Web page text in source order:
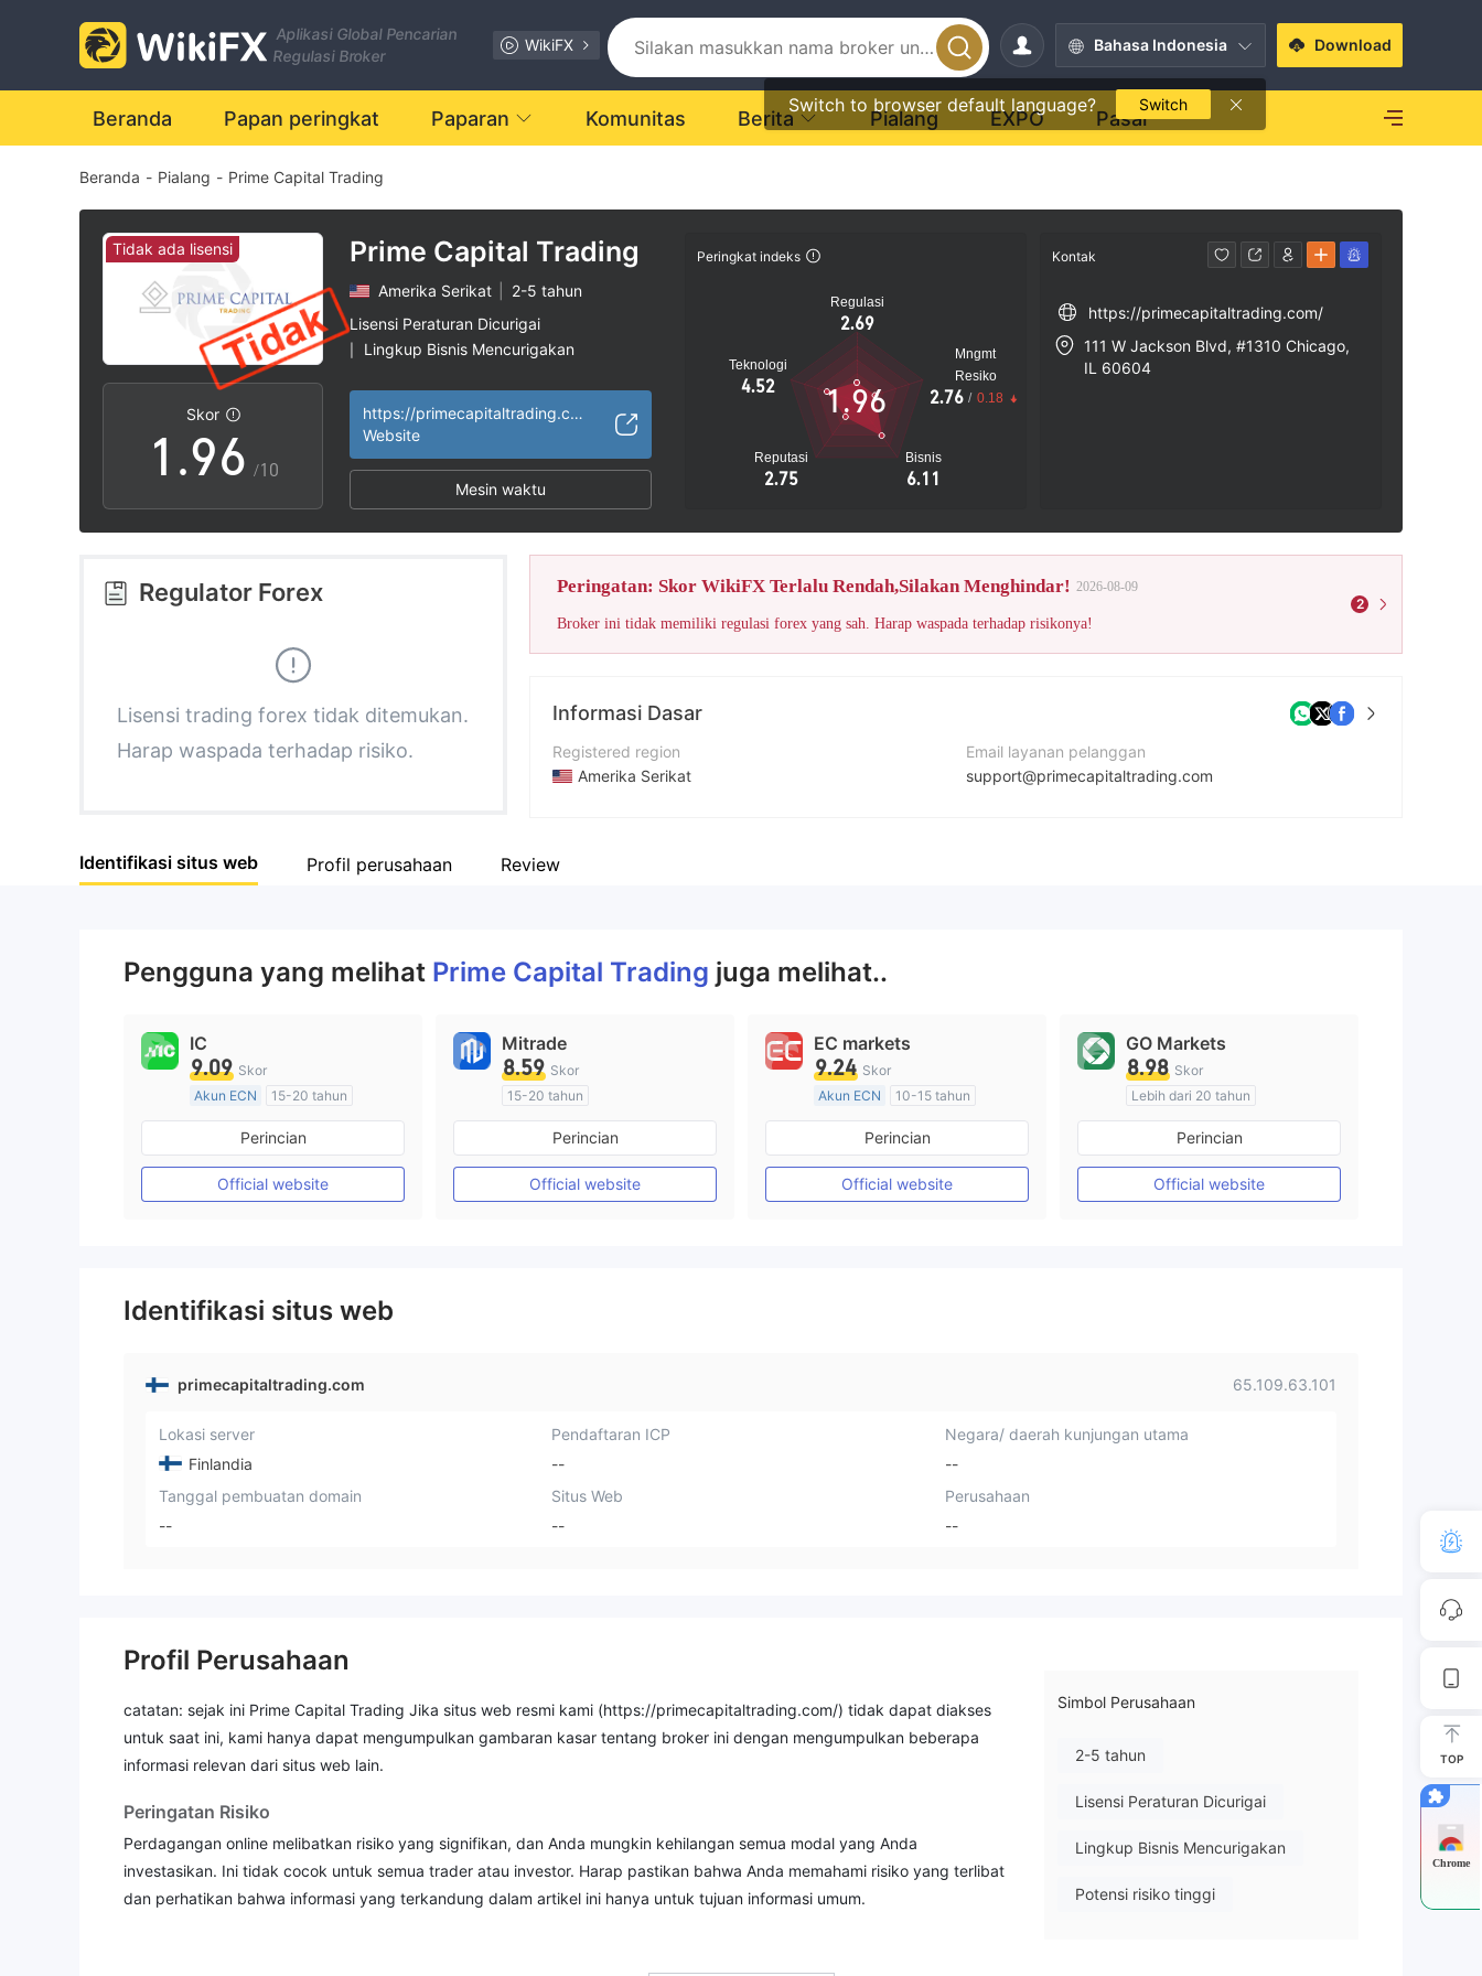
Aplikasi Global Pencarian
Regulasi Broker
WikiFX Bahasa Indonesia
Switch to browser default language? Switch
Download
Beranda Papan peringkat Paparan Komunitas Berita Pialang EXPO Pasar
Beranda - Pialang - Prime Capital Trading
Tidak ada lisensi
Skor
0
1
2
3
5
6
7
8
9
.
3
4
5
6
7
8
9
0
1
2
3
4
5
6
7
8
/10
Prime Capital Trading
Amerika Serikat
2-5 tahun
Lisensi Peraturan Dicurigai
Lingkup Bisnis Mencurigakan
https://primecapitaltrading.com/
Website
Mesin waktu
Peringkat indeks
Regulasi
2.69
Teknologi
4.52
Reputasi
2.75
Bisnis
6.11
Mngmt
Resiko
2.76 / 0.18
1.96
Kontak
https://primecapitaltrading.com/
111 W Jackson Blvd, #1310 Chicago,
IL 60604
Regulator Forex
Lisensi trading forex tidak ditemukan.
Harap waspada terhadap risiko.
Peringatan: Skor WikiFX Terlalu Rendah,Silakan Menghindar! 2026-08-09
Broker ini tidak memiliki regulasi forex yang sah. Harap waspada terhadap risikonya!
2
Informasi Dasar
Registered region
Amerika Serikat
Nama perusahaan
Email layanan pelanggan
support@primecapitaltrading.com
Identifikasi situs web Profil perusahaan Review
Pengguna yang melihat Prime Capital Trading juga melihat..
IC
9.09 Skor
Akun ECN
15-20 tahun
Diatur di Australia
Market Maker (MM)
Lisensi Penuh MT4
Perincian
Official website
Mitrade
8.59 Skor
15-20 tahun
Diatur di Australia
Market Maker (MM)
Penelitian mandiri
Perincian
Official website
EC markets
9.24 Skor
Akun ECN
10-15 tahun
Diatur di Australia
Market Maker (MM)
Lisensi Penuh MT4
Perincian
Official website
GO Markets
8.98 Skor
Lebih dari 20 tahun
Diatur di Australia
Market Maker (MM)
Perincian
Official website
Identifikasi situs web
primecapitaltrading.com 65.109.63.101
Lokasi server
Finlandia
Pendaftaran ICP
--
Negara/ daerah kunjungan utama
--
Tanggal pembuatan domain
--
Situs Web
--
Perusahaan
--
Profil Perusahaan
catatan: sejak ini Prime Capital Trading Jika situs web resmi kami (https://primecapitaltrading.com/) tidak dapat diakses
untuk saat ini, kami hanya dapat mengumpulkan gambaran kasar tentang broker ini dengan mengumpulkan beberapa
informasi relevan dari situs web lain.
Peringatan Risiko
Perdagangan online melibatkan risiko yang signifikan, dan Anda mungkin kehilangan semua modal yang Anda
investasikan. Ini tidak cocok untuk semua trader atau investor. Harap pastikan bahwa Anda memahami risiko yang terlibat
dan perhatikan bahwa informasi yang terkandung dalam artikel ini hanya untuk tujuan informasi umum.
Simbol Perusahaan
2-5 tahun
Lisensi Peraturan Dicurigai
Lingkup Bisnis Mencurigakan
Potensi risiko tinggi
TOP
Chrome